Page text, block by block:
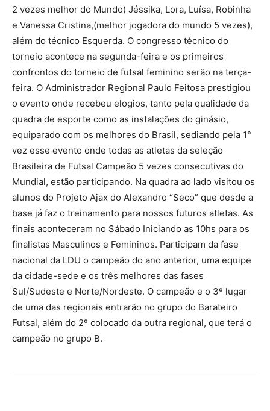
2 vezes melhor do Mundo) Jéssika, Lora, Luísa, Robinha
e Vanessa Cristina,(melhor jogadora do mundo 5 vezes),
além do técnico Esquerda. O congresso técnico do
torneio acontece na segunda-feira e os primeiros
confrontos do torneio de futsal feminino serão na terça-
feira. O Administrador Regional Paulo Feitosa prestigiou
o evento onde recebeu elogios, tanto pela qualidade da
quadra de esporte como as instalações do ginásio,
equiparado com os melhores do Brasil, sediando pela 1°
vez esse evento onde todas as atletas da seleção
Brasileira de Futsal Campeão 5 vezes consecutivas do
Mundial, estão participando. Na quadra ao lado visitou os
alunos do Projeto Ajax do Alexandro “Seco” que desde a
base já faz o treinamento para nossos futuros atletas. As
finais aconteceram no Sábado Iniciando as 10hs para os
finalistas Masculinos e Femininos. Participam da fase
nacional da LDU o campeão do ano anterior, uma equipe
da cidade-sede e os três melhores das fases
Sul/Sudeste e Norte/Nordeste. O campeão e o 3º lugar
de uma das regionais entrarão no grupo do Barateiro
Futsal, além do 2º colocado da outra regional, que terá o
campeão no grupo B.